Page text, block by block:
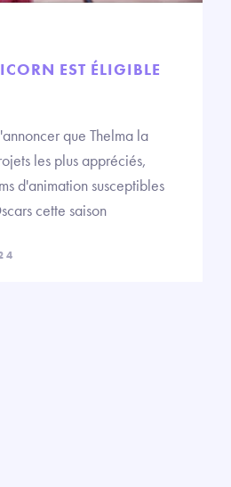
EST ÉLIGIBLE
que Thelma la
les plus appréciés,
d'animation susceptibles
cette saison